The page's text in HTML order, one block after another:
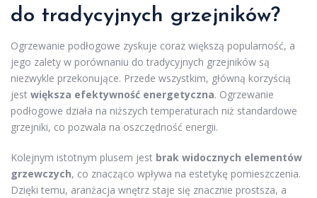
do tradycyjnych grzejników?
Ogrzewanie podłogowe zyskuje coraz większą popularność, a
jego zalety w porównaniu do tradycyjnych grzejników są
niezwykle przekonujące. Przede wszystkim, główną korzyścią
jest większa efektywność energetyczna. Ogrzewanie
podłogowe działa na niższych temperaturach niż standardowe
grzejniki, co pozwala na oszczędność energii.
Kolejnym istotnym plusem jest brak widocznych elementów
grzewczych, co znacząco wpływa na estetykę pomieszczenia.
Dzięki temu, aranżacja wnętrz staje się znacznie prostsza, a